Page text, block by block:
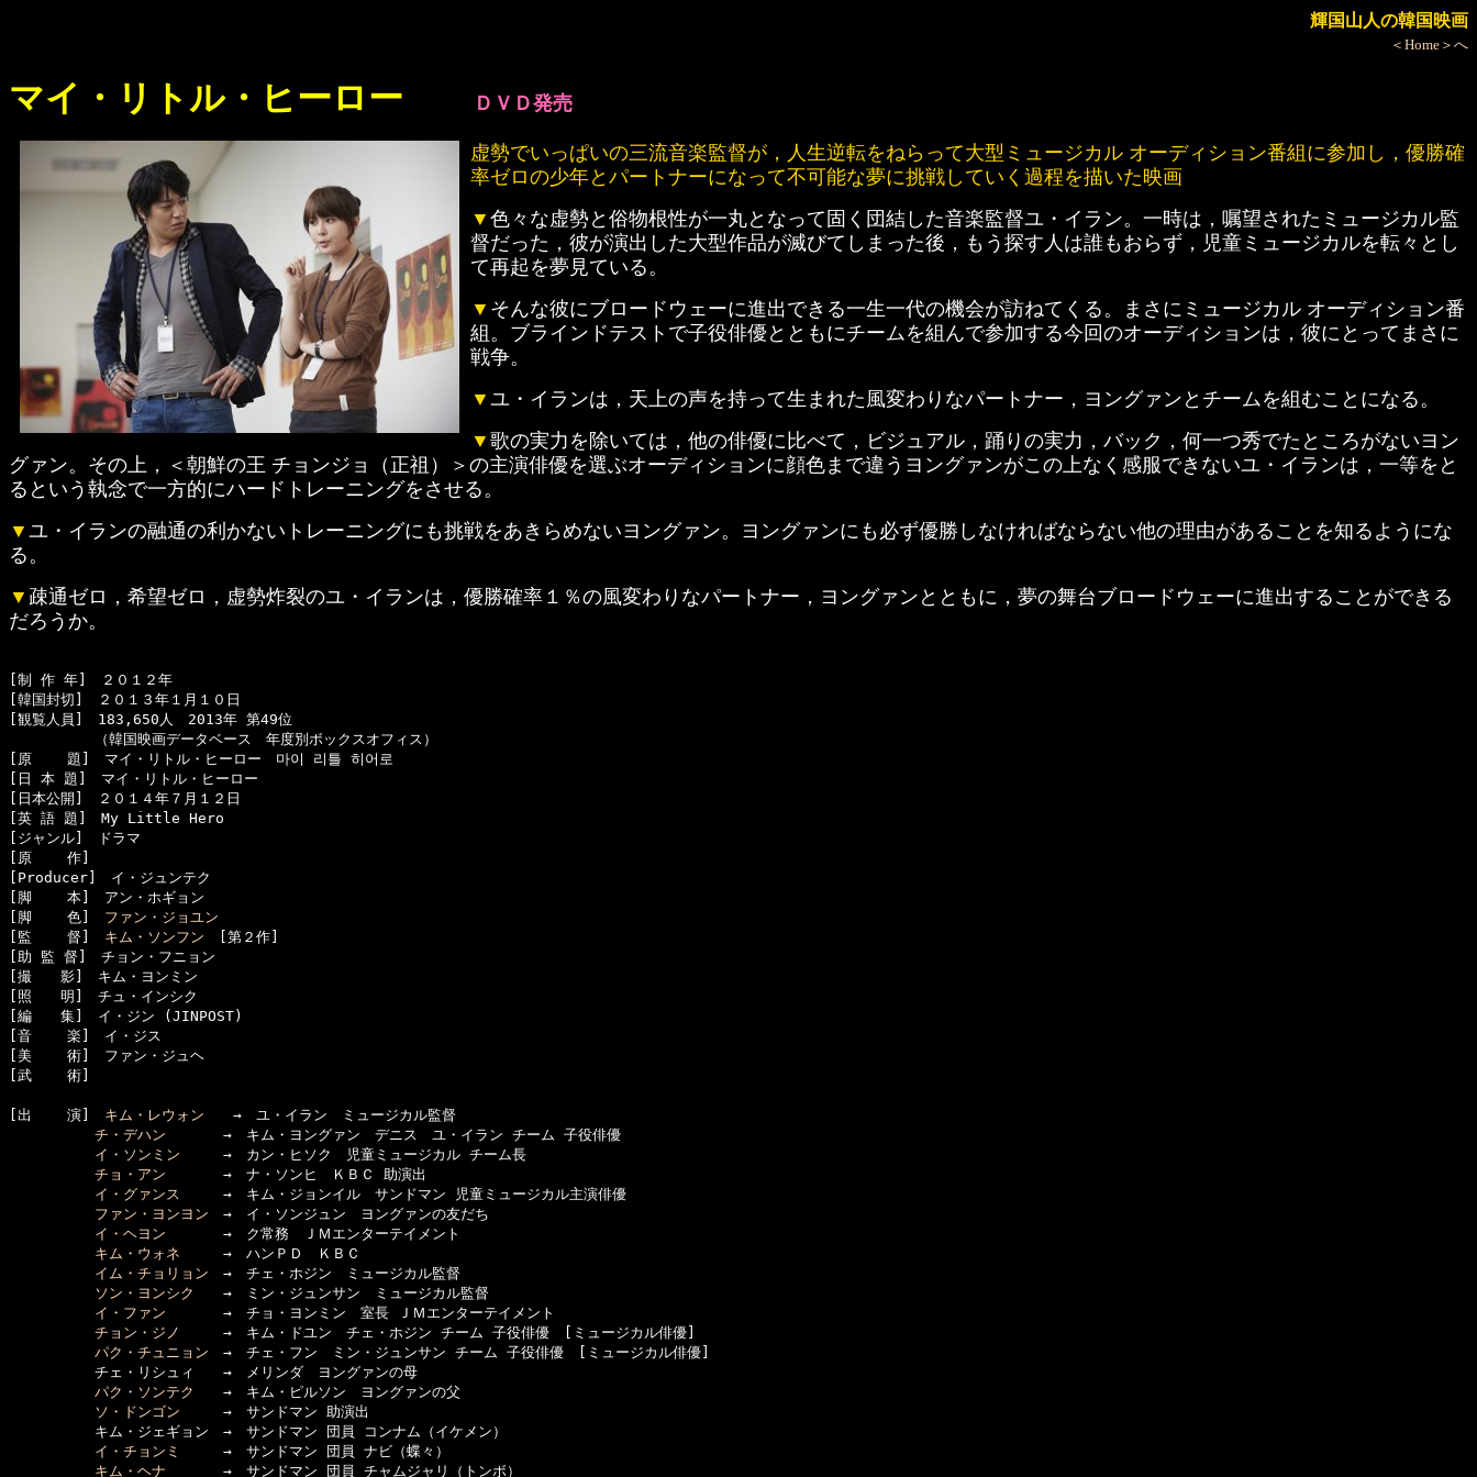
輝国山人の韓国映画
＜Home＞へ
マイ・リトル・ヒーロー ＤＶＤ発売
虚勢でいっぱいの三流音楽監督が，人生逆転をねらって大型ミュージカル オーディション番組に参加し，優勝確
率ゼロの少年とパートナーになって不可能な夢に挑戦していく過程を描いた映画
▼ 色々な虚勢と俗物根性が一丸となって固く団結した音楽監督ユ・イラン。一時は，嘱望されたミュージカル監
督だった，彼が演出した大型作品が滅びてしまった後，もう探す人は誰もおらず，児童ミュージカルを転々とし
て再起を夢見ている。
▼ そんな彼にブロードウェーに進出できる一生一代の機会が訪ねてくる。まさにミュージカル オーディション番
組。ブラインドテストで子役俳優とともにチームを組んで参加する今回のオーディションは，彼にとってまさに
戦争。
▼ ユ・イランは，天上の声を持って生まれた風変わりなパートナー，ヨングァンとチームを組むことになる。
▼ 歌の実力を除いては，他の俳優に比べて，ビジュアル，踊りの実力，バック，何一つ秀でたところがないヨン
グァン。その上，＜朝鮮の王 チョンジョ（正祖）＞の主演俳優を選ぶオーディションに顔色まで違うヨングァンがこの上なく感服できないユ・イランは，一等をと
るという執念で一方的にハードトレーニングをさせる。
▼ ユ・イランの融通の利かないトレーニングにも挑戦をあきらめないヨングァン。ヨングァンにも必ず優勝しなければならない他の理由があることを知るようにな
る。
▼ 疎通ゼロ，希望ゼロ，虚勢炸裂のユ・イランは，優勝確率１％の風変わりなパートナー，ヨングァンとともに，夢の舞台ブロードウェーに進出することができる
だろうか。
[制 作 年]　２０１２年
[韓国封切]　２０１３年１月１０日
[観覧人員]　183,650人　2013年 第49位
（韓国映画データベース　年度別ボックスオフィス）
[原    題]　マイ・リトル・ヒーロー　마이 리틀 히어로
[日 本 題]　マイ・リトル・ヒーロー
[日本公開]　２０１４年７月１２日
[英 語 題]　My Little Hero
[ジャンル]　ドラマ
[原    作]
[Producer]　イ・ジュンテク
[脚    本]　アン・ホギョン
[脚    色] ファン・ジョユン
[監    督] キム・ソンフン [第２作]
[助 監 督]　チョン・フニョン
[撮　　影]　キム・ヨンミン
[照　　明]　チュ・インシク
[編　　集]　イ・ジン (JINPOST)
[音    楽]　イ・ジス
[美    術]　ファン・ジュヘ
[武    術]
[出    演] キム・レウォン →　ユ・イラン　ミュージカル監督
チ・デハン →　キム・ヨングァン　デニス　ユ・イラン チーム 子役俳優
イ・ソンミン →　カン・ヒソク　児童ミュージカル チーム長
チョ・アン →　ナ・ソンヒ　ＫＢＣ 助演出
イ・グァンス →　キム・ジョンイル　サンドマン 児童ミュージカル主演俳優
ファン・ヨンヨン →　イ・ソンジュン　ヨングァンの友だち
イ・ヘヨン →　ク常務　ＪＭエンターテイメント
キム・ウォネ →　ハンＰＤ　ＫＢＣ
イム・チョリョン →　チェ・ホジン　ミュージカル監督
ソン・ヨンシク
→　ミン・ジュンサン　ミュージカル監督
イ・ファン →　チョ・ヨンミン　室長 ＪＭエンターテイメント
チョン・ジノ
→　キム・ドユン　チェ・ホジン チーム 子役俳優　[ミュージカル俳優]
パク・チュニョン →　チェ・フン　ミン・ジュンサン チーム 子役俳優　[ミュージカル俳優]
チェ・リシュィ　　→　メリンダ　ヨングァンの母
パク・ソンテク
→　キム・ピルソン　ヨングァンの父
ソ・ドンゴン →　サンドマン 助演出
キム・ジェギョン　→　サンドマン 団員 コンナム（イケメン）
イ・チョンミ
→　サンドマン 団員 ナビ（蝶々）
キム・ヘナ →　サンドマン 団員 チャムジャリ（トンボ）